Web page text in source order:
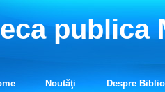
publica
Noutăţi Despre